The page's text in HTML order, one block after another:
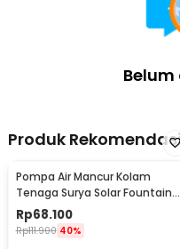
Produk Rekomendasi
Pompa Air Mancur Kolam
Tenaga Surya Solar Fountain
7V 1.5W 200L/H - GY-D-001
Rp68.100
Rp111.900 40%